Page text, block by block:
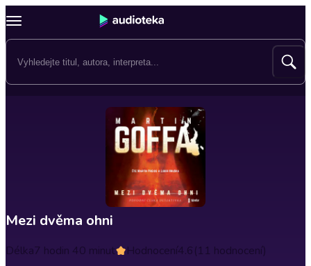
Mezi dvěma ohni
Délka7 hodin 40 minut Hodnocení4.6(11 hodnocení)